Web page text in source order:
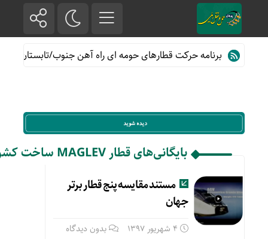
برنامه حرکت قطارهای حومه ای راه آهن جنوب/تابستان۱۴۰۵
بایگانی‌های قطار MAGLEV ساخت کشور چین
مستند مقایسه پنج قطار برتر
جهان
بدون دیدگاه